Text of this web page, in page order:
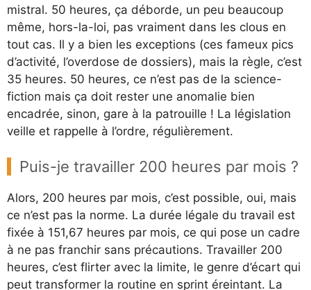
mistral. 50 heures, ça déborde, un peu beaucoup
même, hors-la-loi, pas vraiment dans les clous en
tout cas. Il y a bien les exceptions (ces fameux pics
d’activité, l’overdose de dossiers), mais la règle, c’est
35 heures. 50 heures, ce n’est pas de la science-
fiction mais ça doit rester une anomalie bien
encadrée, sinon, gare à la patrouille ! La législation
veille et rappelle à l’ordre, régulièrement.
Puis-je travailler 200 heures par mois ?
Alors, 200 heures par mois, c’est possible, oui, mais
ce n’est pas la norme. La durée légale du travail est
fixée à 151,67 heures par mois, ce qui pose un cadre
à ne pas franchir sans précautions. Travailler 200
heures, c’est flirter avec la limite, le genre d’écart qui
peut transformer la routine en sprint éreintant. La